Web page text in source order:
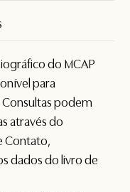
do MCAP
para
podem
através do
Contato,
dados do livro de